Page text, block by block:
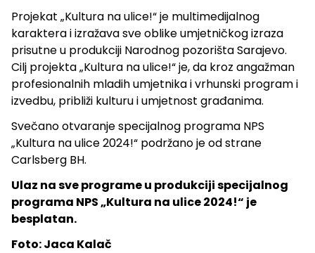
Projekat „Kultura na ulice!“ je multimedijalnog
karaktera i izražava sve oblike umjetničkog izraza
prisutne u produkciji Narodnog pozorišta Sarajevo.
Cilj projekta „Kultura na ulice!“ je, da kroz angažman
profesionalnih mladih umjetnika i vrhunski program i
izvedbu, približi kulturu i umjetnost građanima.
Svečano otvaranje specijalnog programa NPS
„Kultura na ulice 2024!“ podržano je od strane
Carlsberg BH.
Ulaz na sve programe u produkciji specijalnog
programa NPS „Kultura na ulice 2024!“ je
besplatan.
Foto: Jaca Kalač